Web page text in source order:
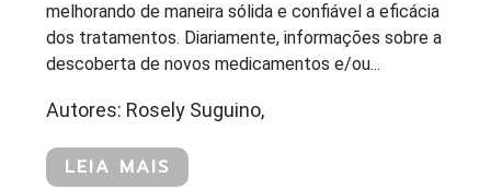
melhorando de maneira sólida e confiável a eficácia
dos tratamentos. Diariamente, informações sobre a
descoberta de novos medicamentos e/ou...
Autores: Rosely Suguino,
LEIA MAIS